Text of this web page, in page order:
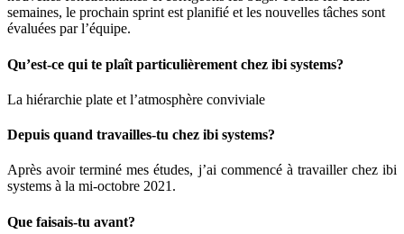
semaines, le prochain sprint est planifié et les nouvelles tâches sont
évaluées par l’équipe.
Qu’est-ce qui te plaît particulièrement chez ibi systems?
La hiérarchie plate et l’atmosphère conviviale
Depuis quand travailles-tu chez ibi systems?
Après avoir terminé mes études, j’ai commencé à travailler chez ibi
systems à la mi-octobre 2021.
Que faisais-tu avant?